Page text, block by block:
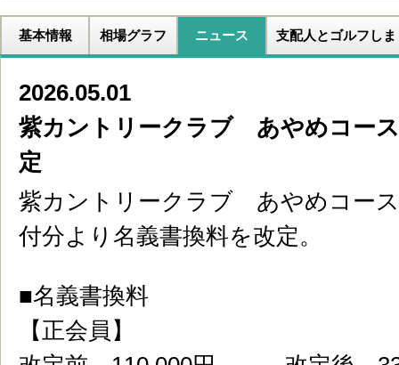
基本情報 相場グラフ ニュース 支配人とゴルフしま
2026.05.01
紫カントリークラブ あやめコー
定
紫カントリークラブ あやめコース
付分より名義書換料を改定。
■名義書換料
【正会員】